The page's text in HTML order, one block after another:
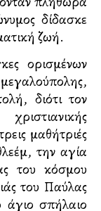
δίδασκε
ζωή.
ορισμένων
διότι τον
μαθήτριές
την αγία
του κόσμου
του Παύλας
άγιο σπήλαιο